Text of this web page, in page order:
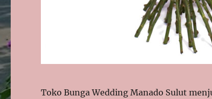
Toko Bunga Wedding Manado Sulut